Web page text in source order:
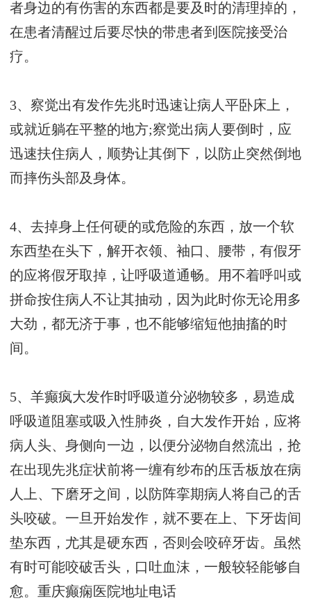
者身边的有伤害的东西都是要及时的清理掉的，
在患者清醒过后要尽快的带患者到医院接受治
疗。
3、察觉出有发作先兆时迅速让病人平卧床上，
或就近躺在平整的地方;察觉出病人要倒时，应
迅速扶住病人，顺势让其倒下，以防止突然倒地
而摔伤头部及身体。
4、去掉身上任何硬的或危险的东西，放一个软
东西垫在头下，解开衣领、袖口、腰带，有假牙
的应将假牙取掉，让呼吸道通畅。用不着呼叫或
拼命按住病人不让其抽动，因为此时你无论用多
大劲，都无济于事，也不能够缩短他抽搐的时
间。
5、羊癫疯大发作时呼吸道分泌物较多，易造成
呼吸道阻塞或吸入性肺炎，自大发作开始，应将
病人头、身侧向一边，以便分泌物自然流出，抢
在出现先兆症状前将一缠有纱布的压舌板放在病
人上、下磨牙之间，以防阵挛期病人将自己的舌
头咬破。一旦开始发作，就不要在上、下牙齿间
垫东西，尤其是硬东西，否则会咬碎牙齿。虽然
有时可能咬破舌头，口吐血沫，一般较轻能够自
愈。 重庆癫痫医院地址电话